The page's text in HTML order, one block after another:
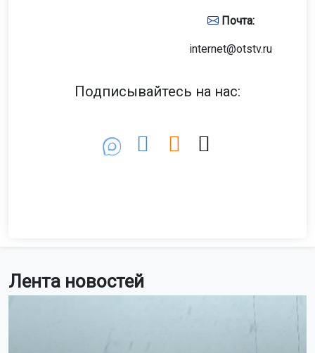
Лента новостей
Почта:
internet@otstv.ru
Подписывайтесь на нас: